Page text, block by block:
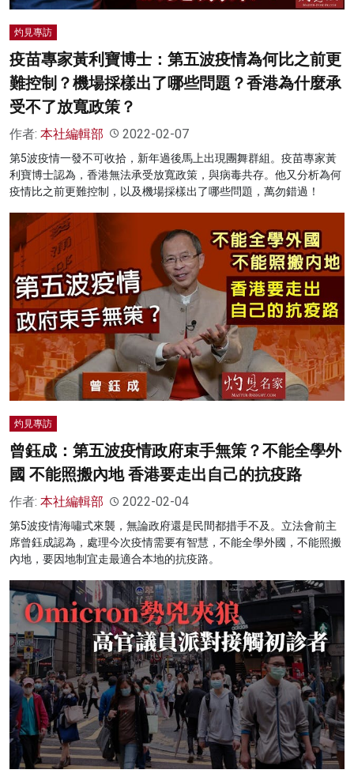
灼見專訪
疫苗專家黃利寶博士：第五波疫情為何比之前更
難控制？機場採樣出了哪些問題？香港為什麼承
受不了放寬政策？
作者: 本社編輯部 2022-02-07
第5波疫情一發不可收拾，新年過後馬上出現團舞群組。疫苗專家黃
利寶博士認為，香港無法承受放寬政策，與病毒共存。他又分析為何
疫情比之前更難控制，以及機場採樣出了哪些問題，萬勿錯過！
灼見專訪
曾鈺成：第五波疫情政府束手無策？不能全學外
國 不能照搬內地 香港要走出自己的抗疫路
作者: 本社編輯部 2022-02-04
第5波疫情海嘯式來襲，無論政府還是民間都措手不及。立法會前主
席曾鈺成認為，處理今次疫情需要有智慧，不能全學外國，不能照搬
內地，要因地制宜走最適合本地的抗疫路。